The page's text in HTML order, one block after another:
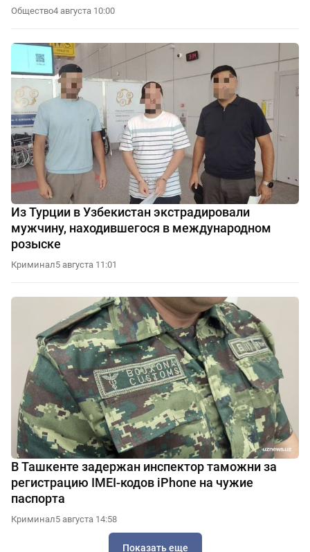
Общество4 августа 10:00
Из Турции в Узбекистан экстрадировали
мужчину, находившегося в международном
розыске
Криминал5 августа 11:01
В Ташкенте задержан инспектор таможни за
регистрацию IMEI-кодов iPhone на чужие
паспорта
Криминал5 августа 14:58
Показать еще